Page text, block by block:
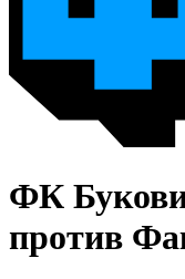
ФК
против